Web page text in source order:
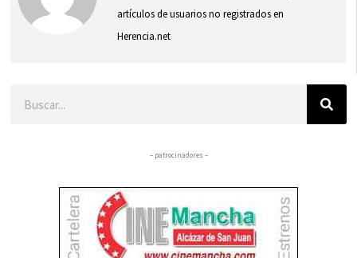
artículos de usuarios no registrados en
Herencia.net
– patrocinadores –